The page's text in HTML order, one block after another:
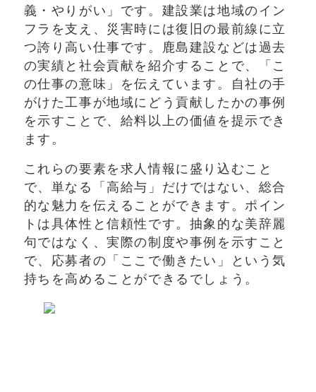
義・やりがい」です。建設業は地域のイン
フラを支え、災害時には復旧の最前線に立
つ誇り高い仕事です。鹿島建設などは過去
の実績と社会貢献を紹介することで、「こ
の仕事の意味」を伝えています。自社の手
がけた工事が地域にどう貢献したかの事例
を示すことで、給料以上の価値を提示でき
ます。
これらの要素を求人情報に盛り込むこと
で、単なる「高給与」だけではない、総合
的な魅力を伝えることができます。ポイン
トは具体性と信頼性です。抽象的な美辞麗
句ではなく、実際の制度や事例を示すこと
で、応募者の「ここで働きたい」という気
持ちを高めることができるでしょう。